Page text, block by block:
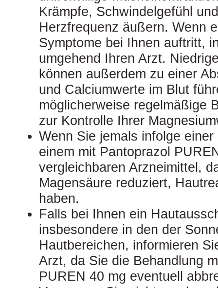
Krämpfe, Schwindelgefühl
Herzfrequenz äußern. Wenn
Symptome bei Ihnen auftritt,
umgehend Ihren Arzt.
können außerdem zu einer
und Calciumwerte im Blut
möglicherweise regelmäßige
zur Kontrolle Ihrer
Wenn Sie jemals infolge
einem mit Pantoprazol
vergleichbaren Arzneimittel,
Magensäure reduziert,
haben.
Falls bei Ihnen ein
insbesondere in den der
Hautbereichen, informieren
Arzt, da Sie die Behandlung
PUREN 40 mg eventuell